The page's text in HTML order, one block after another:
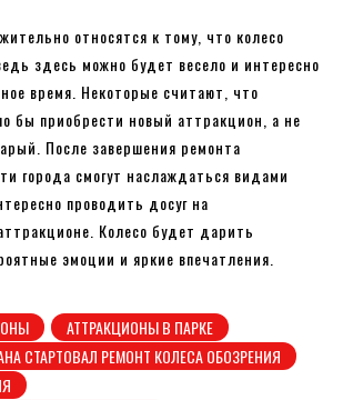
относятся к тому, что колесо
здесь можно будет весело и интересно
время. Некоторые считают, что
бы приобрести новый аттракцион, а не
После завершения ремонта
города смогут наслаждаться видами
проводить досуг на
Колесо будет дарить
эмоции и яркие впечатления.
АТТРАКЦИОНЫ В ПАРКЕ
СТАРТОВАЛ РЕМОНТ КОЛЕСА ОБОЗРЕНИЯ